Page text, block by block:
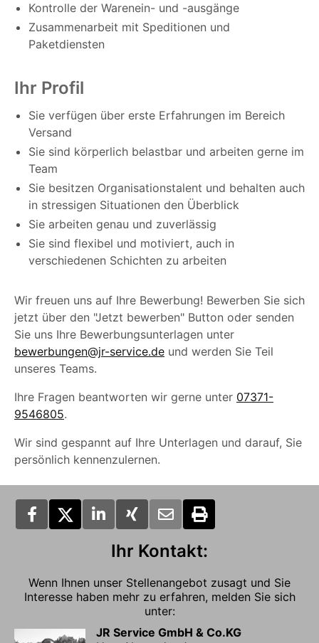
Kontrolle der Warenein- und -ausgänge
Zusammenarbeit mit Speditionen und
Paketdiensten
Ihr Profil
Sie verfügen über erste Erfahrungen im Bereich
Versand
Sie sind körperlich belastbar und arbeiten gerne im
Team
Sie besitzen Organisationstalent und behalten auch
in stressigen Situationen den Überblick
Sie arbeiten genau und zuverlässig
Sie sind flexibel und motiviert, auch in
verschiedenen Schichten zu arbeiten
Wir freuen uns auf Ihre Bewerbung! Bewerben Sie sich
jetzt über den "Jetzt bewerben" Button oder senden
Sie uns Ihre Bewerbungsunterlagen unter
bewerbungen@jr-service.de und werden Sie Teil
unseres Teams.
Ihre Fragen beantworten wir gerne unter 07371-
9546805.
Wir sind gespannt auf Ihre Unterlagen und darauf, Sie
persönlich kennenzulernen.
Ihr Kontakt:
Wenn Ihnen unser Stellenangebot zusagt und Sie
Interesse haben mehr zu erfahren, melden Sie sich
unter:
JR Service GmbH & Co.KG